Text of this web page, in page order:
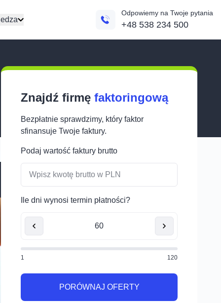
Odpowiemy na Twoje pytania
+48 538 234 500
Znajdź firmę faktoringową
Bezpłatnie sprawdzimy, który faktor
sfinansuje Twoje faktury.
Podaj wartość faktury brutto
Ile dni wynosi termin płatności?
1 120
PORÓWNAJ OFERTY